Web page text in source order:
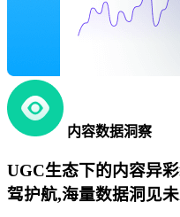
内容数据洞察
UGC生态下的内容异
驾护航,海量数据洞见未